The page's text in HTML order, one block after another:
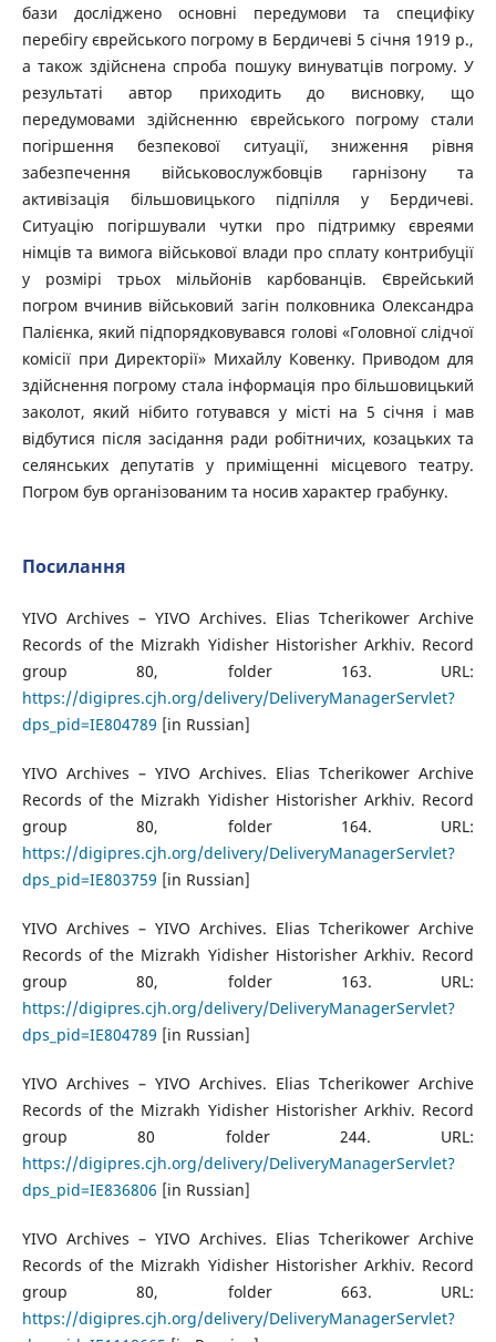
бази досліджено основні передумови та специфіку
перебігу єврейського погрому в Бердичеві 5 січня 1919 р.,
а також здійснена спроба пошуку винуватців погрому. У
результаті автор приходить до висновку, що
передумовами здійсненню єврейського погрому стали
погіршення безпекової ситуації, зниження рівня
забезпечення військовослужбовців гарнізону та
активізація більшовицького підпілля у Бердичеві.
Ситуацію погіршували чутки про підтримку євреями
німців та вимога військової влади про сплату контрибуції
у розмірі трьох мільйонів карбованців. Єврейський
погром вчинив військовий загін полковника Олександра
Палієнка, який підпорядковувався голові «Головної слідчої
комісії при Директорії» Михайлу Ковенку. Приводом для
здійснення погрому стала інформація про більшовицький
заколот, який нібито готувався у місті на 5 січня і мав
відбутися після засідання ради робітничих, козацьких та
селянських депутатів у приміщенні місцевого театру.
Погром був організованим та носив характер грабунку.
Посилання
YIVO Archives – YIVO Archives. Elias Tcherikower Archive
Records of the Mizrakh Yidisher Historisher Arkhiv. Record
group 80, folder 163. URL:
https://digipres.cjh.org/delivery/DeliveryManagerServlet?
dps_pid=IE804789 [in Russian]
YIVO Archives – YIVO Archives. Elias Tcherikower Archive
Records of the Mizrakh Yidisher Historisher Arkhiv. Record
group 80, folder 164. URL:
https://digipres.cjh.org/delivery/DeliveryManagerServlet?
dps_pid=IE803759 [in Russian]
YIVO Archives – YIVO Archives. Elias Tcherikower Archive
Records of the Mizrakh Yidisher Historisher Arkhiv. Record
group 80, folder 163. URL:
https://digipres.cjh.org/delivery/DeliveryManagerServlet?
dps_pid=IE804789 [in Russian]
YIVO Archives – YIVO Archives. Elias Tcherikower Archive
Records of the Mizrakh Yidisher Historisher Arkhiv. Record
group 80 folder 244. URL:
https://digipres.cjh.org/delivery/DeliveryManagerServlet?
dps_pid=IE836806 [in Russian]
YIVO Archives – YIVO Archives. Elias Tcherikower Archive
Records of the Mizrakh Yidisher Historisher Arkhiv. Record
group 80, folder 663. URL:
https://digipres.cjh.org/delivery/DeliveryManagerServlet?